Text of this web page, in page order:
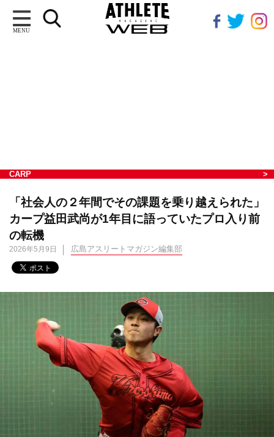
MENU
CARP
「社会人の２年間でその課題を乗り越えられた」
カープ益田武尚が1年目に語っていたプロ入り前
の転機
2026年5月9日 広島アスリートマガジン編集部